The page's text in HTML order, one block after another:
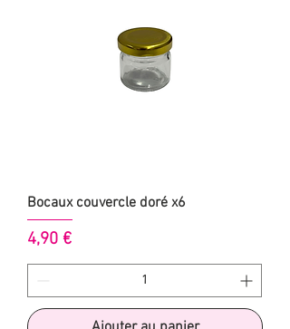
Bocaux couvercle doré x6
Prix
4,90 €